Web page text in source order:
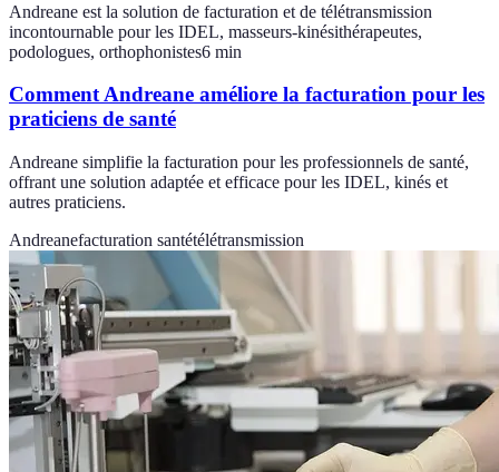
Andreane est la solution de facturation et de télétransmission
incontournable pour les IDEL, masseurs-kinésithérapeutes,
podologues, orthophonistes6 min
Comment Andreane améliore la facturation pour les
praticiens de santé
Andreane simplifie la facturation pour les professionnels de santé,
offrant une solution adaptée et efficace pour les IDEL, kinés et
autres praticiens.
Andreanefacturation santétélétransmission